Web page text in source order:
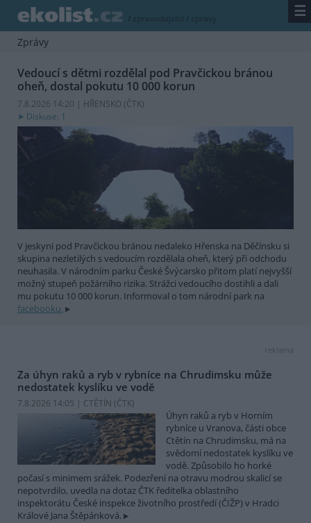
/ zpravodajství / zprávy ☰
Zprávy
Vedoucí s dětmi rozdělal pod Pravčickou bránou
oheň, dostal pokutu 10 000 korun
7.8.2026 14:20 | HŘENSKO (ČTK)
Diskuse: 1
V jeskyni pod Pravčickou bránou nedaleko Hřenska na Děčínsku si
skupina nezletilých s vedoucím rozdělala oheň, který při odchodu
neuhasila. V národním parku České Švýcarsko přitom platí nejvyšší
možný stupeň požárního rizika. Strážci vedoucího dostihli a dali
mu pokutu 10 000 korun. Informoval o tom národní park na
facebooku.
reklama
Za úhyn raků a ryb v rybníce na Chrudimsku může
nedostatek kyslíku ve vodě
7.8.2026 14:05 | CTĚTÍN (ČTK)
Úhyn raků a ryb v Horním
rybníce u Vranova, části obce
Ctětín na Chrudimsku, má na
svědomí nedostatek kyslíku ve
vodě. Způsobilo ho horké
počasí s minimem srážek. Podezření na otravu modrou skalicí se
nepotvrdilo, uvedla na dotaz ČTK ředitelka oblastního
inspektorátu České inspekce životního prostředí (ČIŽP) v Hradci
Králové Jana Štěpánková.